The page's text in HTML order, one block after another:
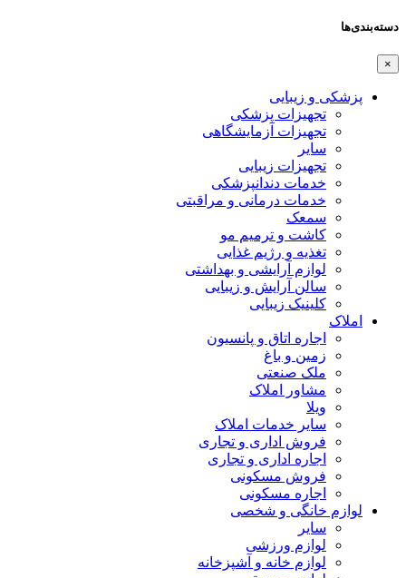
دسته‌بندی‌ها
×
پزشکی و زیبایی
تجهیزات پزشکی
تجهیزات آزمایشگاهی
سایر
تجهیزات زیبایی
خدمات دندانپزشکی
خدمات درمانی و مراقبتی
سمعک
کاشت و ترمیم مو
تغذیه و رژیم غذایی
لوازم آرایشی و بهداشتی
سالن آرایش و زیبایی
کلینیک زیبایی
املاک
اجاره اتاق و پانسیون
زمین و باغ
ملک صنعتی
مشاور املاک
ویلا
سایر خدمات املاک
فروش اداری و تجاری
اجاره اداری و تجاری
فروش مسکونی
اجاره مسکونی
لوازم خانگی و شخصی
سایر
لوازم ورزشی
لوازم خانه و آشپزخانه